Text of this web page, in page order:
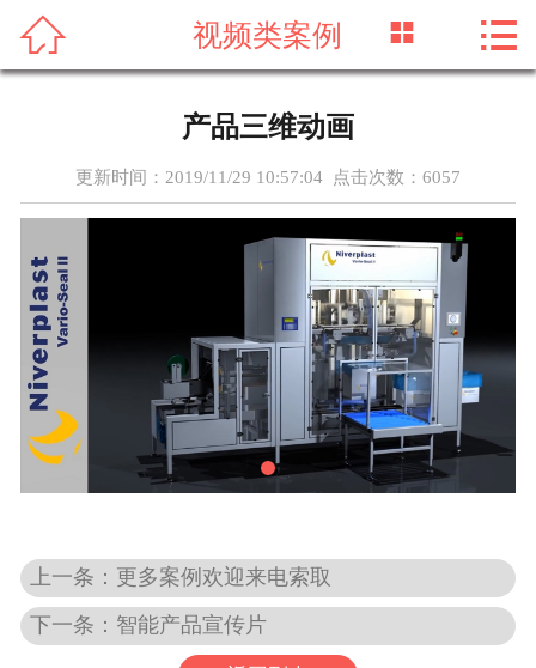
 首页
服务项目
成功案例
实力团队
联系我们
 视频类案例  
产品三维动画
更新时间：2019/11/29 10:57:04 点击次数： 6057
上一条：更多案例欢迎来电索取
下一条：智能产品宣传片